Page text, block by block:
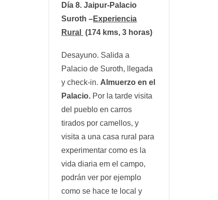
Día 8. Jaipur-Palacio
Suroth –Experiencia
Rural
(174 kms, 3 horas)
Desayuno. Salida a
Palacio de Suroth, llegada
y check-in. Almuerzo en el
Palacio. Por la tarde visita
del pueblo en carros
tirados por camellos, y
visita a una casa rural para
experimentar como es la
vida diaria em el campo,
podrán ver por ejemplo
como se hace te local y